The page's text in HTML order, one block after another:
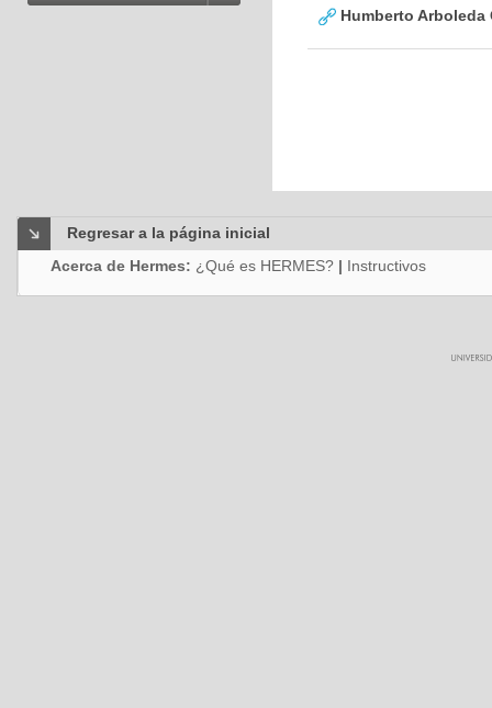
Humberto Arboleda
Regresar a la página inicial
Acerca de Hermes: ¿Qué es HERMES? | Instructivos